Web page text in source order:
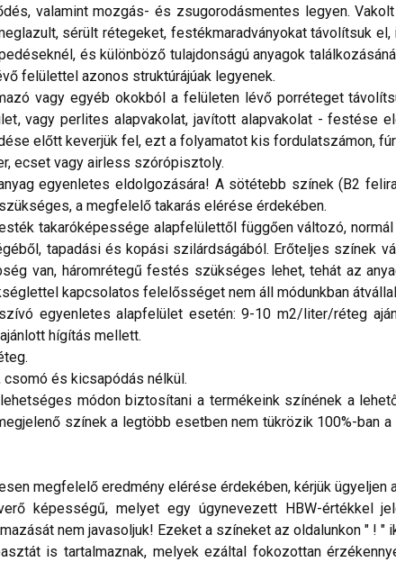
valamint mozgás- és zsugorodásmentes legyen.
sérült rétegeket, festékmaradványokat távolítsuk
és különböző tulajdonságú anyagok
felülettel azonos struktúrájúak legyenek.
vagy egyéb okokból a felületen lévő porréteget
vagy perlites alapvakolat, javított alapvakolat - festése
előtt keverjük fel, ezt a folyamatot kis fordulatszámon,
ecset vagy airless szórópisztoly.
egyenletes eldolgozására! A sötétebb színek (B2
a megfelelő takarás elérése érdekében.
takaróképessége alapfelülettől függően változó,
tapadási és kopási szilárdságából. Erőteljes színek
van, háromrétegű festés szükséges lehet, tehát az
kapcsolatos felelősséget nem áll módunkban
egyenletes alapfelület esetén: 9-10 m2/liter/réteg
hígítás mellett.
és kicsapódás nélkül.
módon biztosítani a termékeink színének a
színek a legtöbb esetben nem tükrözik 100%-ban
megfelelő eredmény elérése érdekében, kérjük ügyeljen
képességű, melyet egy úgynevezett HBW-értékkel
nem javasoljuk! Ezeket a színeket az oldalunkon " ! "
is tartalmaznak, melyek ezáltal fokozottan